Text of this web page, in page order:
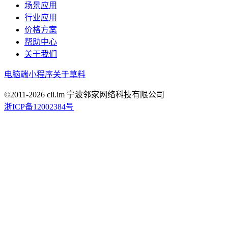
场景应用
行业应用
价格方案
帮助中心
关于我们
电脑端小程序关于草料
©2011-2026 cli.im 宁波邻家网络科技有限公司
浙ICP备12002384号